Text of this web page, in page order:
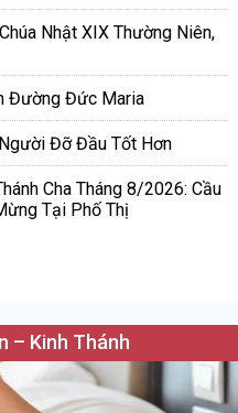
Nhật XIX Thường Niên,
Đường Đức Maria
Đỡ Đầu Tốt Hơn
Cha Tháng 8/2026: Cầu
Tại Phố Thị
– Kinh Thánh